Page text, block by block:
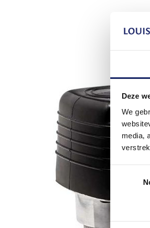
Deze
We
media,